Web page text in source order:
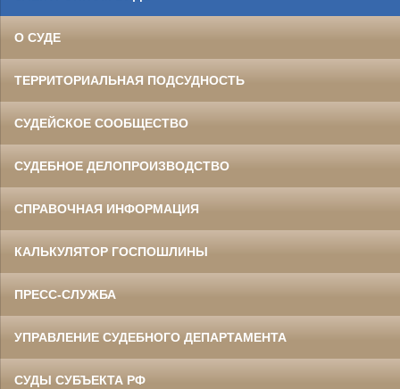
О СУДЕ
ТЕРРИТОРИАЛЬНАЯ ПОДСУДНОСТЬ
СУДЕЙСКОЕ СООБЩЕСТВО
СУДЕБНОЕ ДЕЛОПРОИЗВОДСТВО
СПРАВОЧНАЯ ИНФОРМАЦИЯ
КАЛЬКУЛЯТОР ГОСПОШЛИНЫ
ПРЕСС-СЛУЖБА
УПРАВЛЕНИЕ СУДЕБНОГО ДЕПАРТАМЕНТА
СУДЫ СУБЪЕКТА РФ